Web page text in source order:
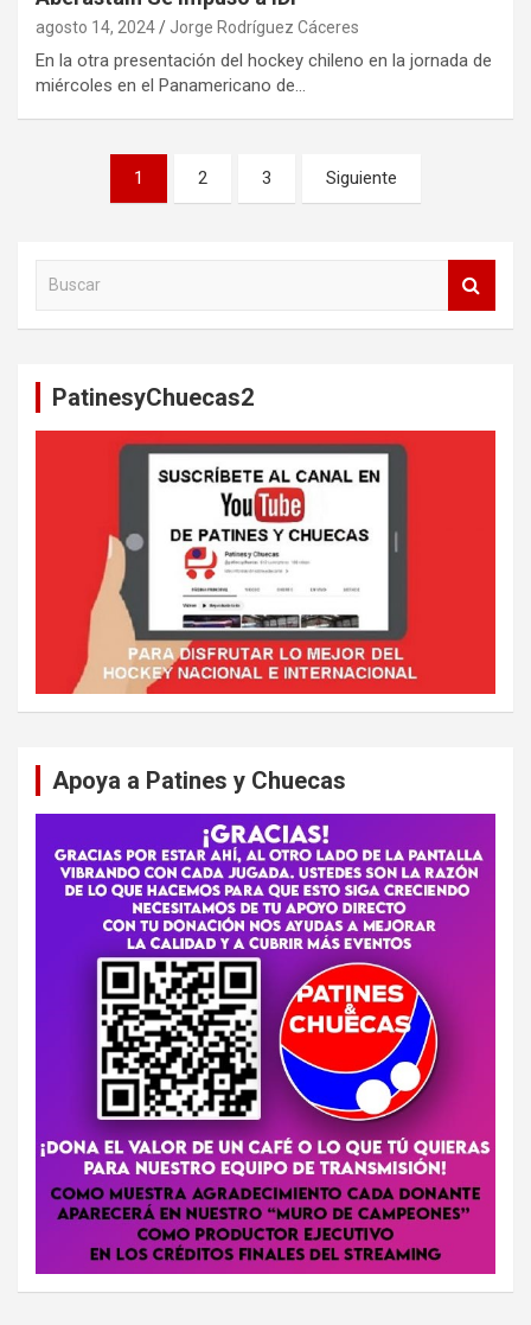
agosto 14, 2024 Jorge Rodríguez Cáceres
En la otra presentación del hockey chileno en la jornada de
miércoles en el Panamericano de…
Paginación
1 2 3 Siguiente
PatinesyChuecas2
Apoya a Patines y Chuecas